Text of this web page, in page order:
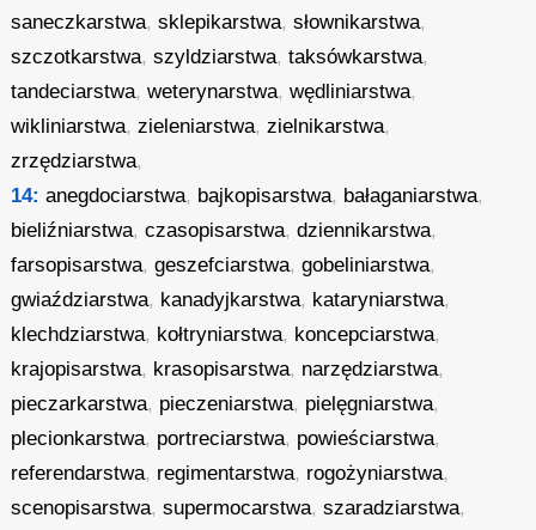
saneczkarstwa,sklepikarstwa,słownikarstwa,
szczotkarstwa,szyldziarstwa,taksówkarstwa,
tandeciarstwa,weterynarstwa,wędliniarstwa,
wikliniarstwa,zieleniarstwa,zielnikarstwa,
zrzędziarstwa,
14: anegdociarstwa, bajkopisarstwa, bałaganiarstwa,
bieliźniarstwa,czasopisarstwa,dziennikarstwa,
farsopisarstwa,geszefciarstwa,gobeliniarstwa,
gwiaździarstwa, kanadyjkarstwa, kataryniarstwa,
klechdziarstwa, kołtryniarstwa, koncepciarstwa,
krajopisarstwa, krasopisarstwa, narzędziarstwa,
pieczarkarstwa, pieczeniarstwa, pielęgniarstwa,
plecionkarstwa, portreciarstwa, powieściarstwa,
referendarstwa, regimentarstwa, rogożyniarstwa,
scenopisarstwa,supermocarstwa,szaradziarstwa,